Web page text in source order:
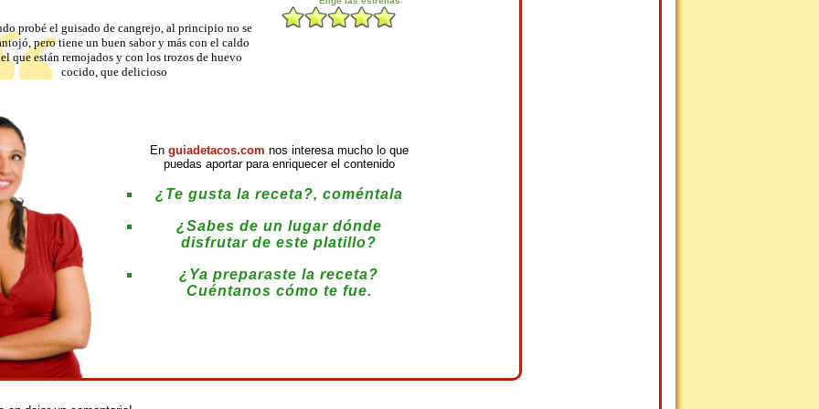
probé el guisado de cangrejo, al principio no se
pero tiene un buen sabor y más con el caldo
que están remojados y con los trozos de huevo
cocido, que delicioso
En guiadetacos.com nos interesa mucho lo que
puedas aportar para enriquecer el contenido
¿Te gusta la receta?, coméntala
¿Sabes de un lugar dónde
disfrutar de este platillo?
¿Ya preparaste la receta?
Cuéntanos cómo te fue.